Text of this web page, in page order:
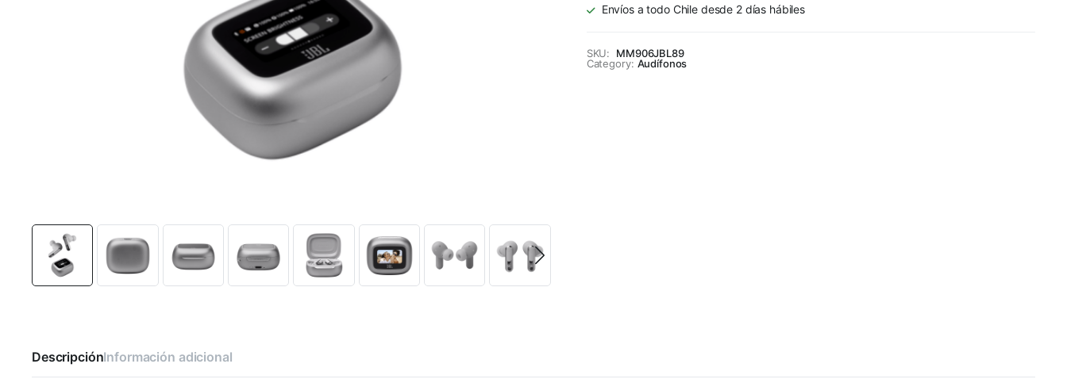
Envíos a todo Chile desde 2 días hábiles
SKU:
MM906JBL89
Category: Audífonos
DescripciónInformación adicional